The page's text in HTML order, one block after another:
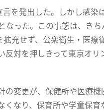
を発出した。しかし感
なった。この事態は、き
拡充せず、公衆衛生・医
対を押しきって東京オ
変更が、保健所や医療
くなり、保育所や学童保